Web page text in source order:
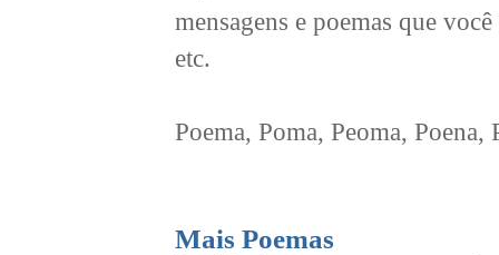
mensagens e poemas que
etc.
Poema, Poma, Peoma,
Mais Poemas